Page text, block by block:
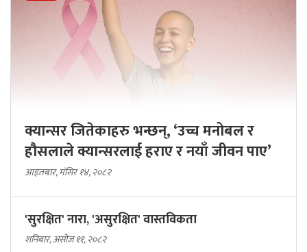
क्यान्सर जितेकाहरु भन्छन्, ‘उच्च मनोबल र
हौसलाले क्यान्सरलाई हराए र नयाँ जीवन पाए’
आइतबार, मंसिर १४, २०८२
'सुरक्षित' नारा, 'असुरक्षित' वास्तविकता
शनिबार, असोज ११, २०८२